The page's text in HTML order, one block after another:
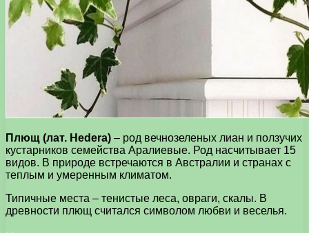
Плющ (лат. Hedera) – род вечнозеленых лиан и ползучих
кустарников семейства Аралиевые. Род насчитывает 15
видов. В природе встречаются в Австралии и странах с
теплым и умеренным климатом.
Типичные места – тенистые леса, овраги, скалы. В
древности плющ считался символом любви и веселья.